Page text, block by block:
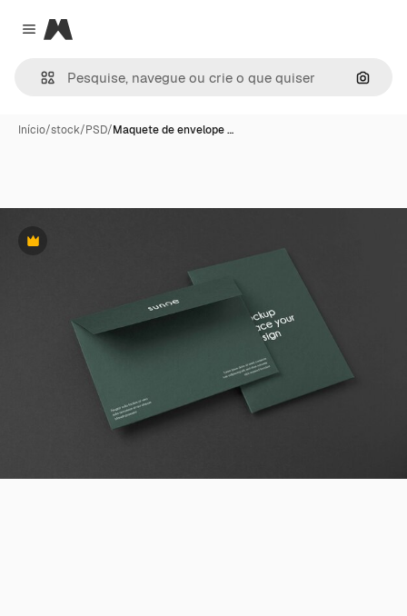
Close menu
Magnific
Início/stock/PSD/Maquete de envelope …
Premium